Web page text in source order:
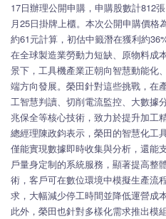
17日辦理公開申購，申購股數計812
月25日掛牌上櫃。本次公開申購價格
約61元計算，初估中籤潛在獲利約36%
在全球製造業勞動力短缺、原物料成
景下，工具機產業正朝向智慧動能化
端方向發展。榮田針對這些挑戰，在
工智慧判讀、切削電流監控、大數據
兆保全等核心技術，致力於提升加工
總經理陳政鈞表示，榮田的智慧化工
僅能實現數據即時收集與分析，還能
戶量身定制的系統服務，顯著提高整
術，客戶可在數位環境中模擬生產流
求，大幅減少停工時間並降低運營成本
此外，榮田也針對多樣化需求推出模